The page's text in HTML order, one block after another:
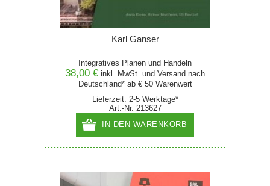
Karl Ganser
Integratives Planen und Handeln
38,00 € inkl. MwSt. und Versand nach
Deutschland* ab € 50 Warenwert
Lieferzeit: 2-5 Werktage*
Art.-Nr. 213627
IN DEN WARENKORB